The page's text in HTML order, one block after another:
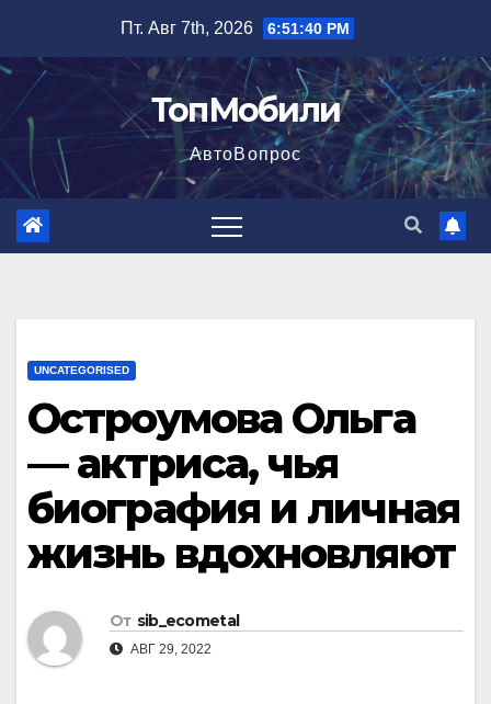
содержимому
Пт. Авг 7th, 2026 6:51:41 PM
ТопМобили
АвтоВопрос
UNCATEGORISED
Остроумова Ольга
— актриса, чья
биография и личная
жизнь вдохновляют
От sib_ecometal
АВГ 29, 2022